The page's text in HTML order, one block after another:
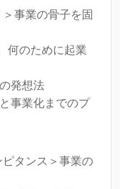
の骨子を固
ために起業
想法
化までのプ
ス＞事業の